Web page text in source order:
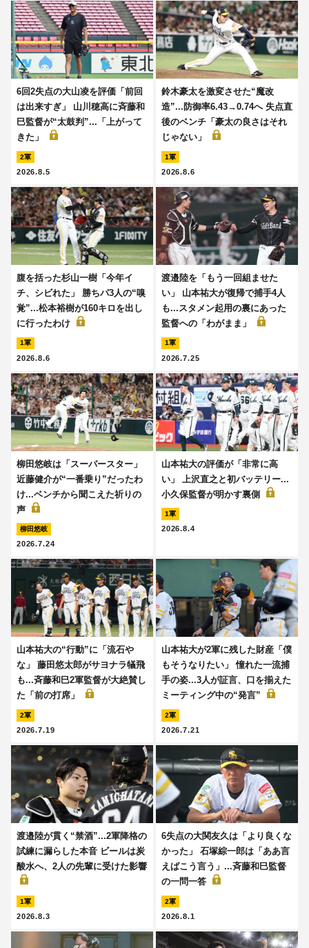
6回2失点の大山凌を評価「前回
は出来すぎ」 山川穂高に斉藤和
巳監督が“太鼓判”...「上がって
きた」
2軍
2026.8.5
鈴木豪太を激変させた“魔改
造”...防御率6.43→0.74へ 失点直
後のベンチ「豪太の良さはそれ
じゃない」
1軍
2026.8.6
腹を括った杉山一樹「今年イ
チ、シビれた」 勝ちパ3人の“嗅
覚”...松本裕樹が160キロを出し
に行ったわけ
1軍
2026.8.6
渡邉陸を「もう一回組ませた
い」 山本祐大が復帰で捕手4人
も...スタメン起用の裏にあった
監督への「わがまま」
1軍
2026.7.25
柳田悠岐は「スーパースター」
近藤健介が“一番乗り”だったわ
け...ベンチから聞こえた祈りの
声
柳田悠岐
2026.7.24
山本祐大の評価が「非常に高
い」 上沢直之と初バッテリー...
小久保監督が明かす裏側
1軍
2026.8.4
山本祐大の“行動”に「流石や
な」 藤田悠太郎がサヨナラ犠飛
も...斉藤和巳2軍監督が大絶賛し
た「前の打席」
2軍
2026.7.19
山本祐大が2軍に残した財産「僕
もそうなりたい」 憧れた一流捕
手の姿...3人が証言、口を揃えた
ミーティング中の“発言”
2軍
2026.7.21
渡邉陸が貫く“禁酒”...2軍降格の
試練に漏らした本音 ビールは炭
酸水へ、2人の先輩に受けた影響
1軍
2026.8.3
6失点の大関友久は「より良くな
かった」 石塚綜一郎は「ああ言
えばこう言う」...斉藤和巳監督
の一問一答
2軍
2026.8.1